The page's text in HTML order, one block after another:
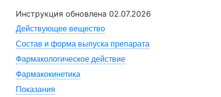
Инструкция обновлена 02.07.2026
Действующее вещество
Состав и форма выпуска препарата
Фармакологическое действие
Фармакокинетика
Показания